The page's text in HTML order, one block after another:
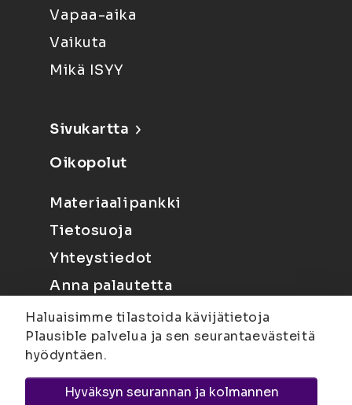
Vapaa-aika
Vaikuta
Mikä ISYY
Sivukartta
Oikopolut
Materiaalipankki
Tietosuoja
Yhteystiedot
Anna palautetta
Haluaisimme tilastoida kävijätietoja
Plausible palvelua ja sen seurantaevästeitä
hyödyntäen.
Hyväksyn seurannan ja kolmannen